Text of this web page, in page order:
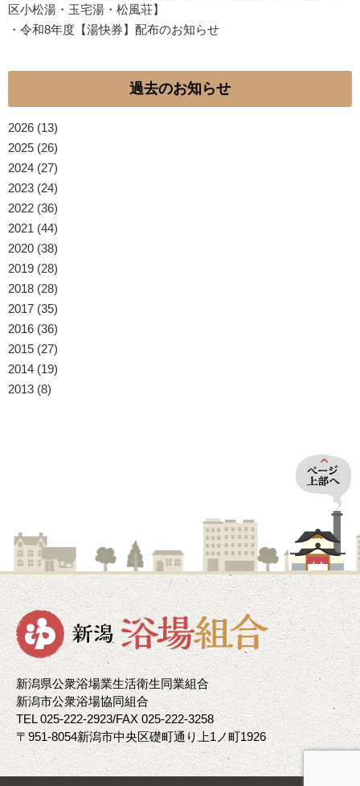
区小松湯・玉宅湯・松風荘】
・ 令和8年度【湯快券】配布のお知らせ
過去のお知らせ
2026 (13)
2025 (26)
2024 (27)
2023 (24)
2022 (36)
2021 (44)
2020 (38)
2019 (28)
2018 (28)
2017 (35)
2016 (36)
2015 (27)
2014 (19)
2013 (8)
新潟県公衆浴場業生活衛生同業組合
新潟市公衆浴場協同組合
TEL 025-222-2923/FAX 025-222-3258
〒951-8054新潟市中央区礎町通り上1ノ町1926